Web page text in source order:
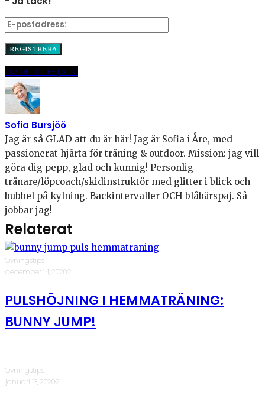
DelaPinnaE-post
Sofia Bursjöö
Jag är så GLAD att du är här! Jag är Sofia i Åre, med
passionerat hjärta för träning & outdoor. Mission: jag vill
göra dig pepp, glad och kunnig! Personlig
tränare/löpcoach/skidinstruktör med glitter i blick och
bubbel på kylning. Backintervaller OCH blåbärspaj. Så
jobbar jag!
Relaterat
Övningstips
·december 14, 2020·2
PULSHÖJNING I HEMMATRÄNING:
BUNNY JUMP!
Övningstips
·januari 13, 2020·2